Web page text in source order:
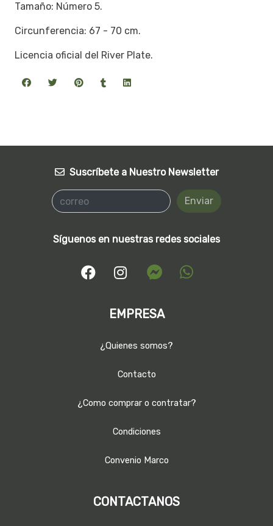
Tamaño: Número 5.
Circunferencia: 67 - 70 cm.
Licencia oficial del River Plate.
Suscríbete a Nuestro Newsletter
Enviar
Síguenos en nuestras redes sociales
EMPRESA
¿Quienes somos?
Contacto
¿Como comprar o contratar?
Condiciones
Convenio Marco
CONTACTANOS